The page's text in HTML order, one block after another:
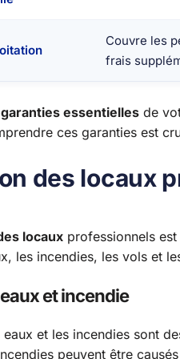
Couvre les
frais
garanties essentielles de
ces garanties est
des locaux
locaux professionnels
les incendies, les vols et
et incendie
eaux et les incendies sont
peuvent être